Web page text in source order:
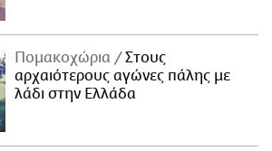
Πομακοχώρια
Στους
αρχαιότερους αγώνες πάλης με
λάδι στην Ελλάδα